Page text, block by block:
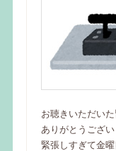
お聴きいただい
ありがとうござい
緊張しすぎて金